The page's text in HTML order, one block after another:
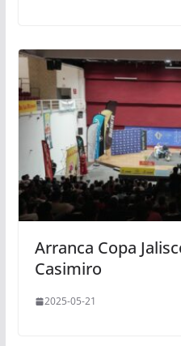
Arranca Copa
Casimiro
2025-05-21